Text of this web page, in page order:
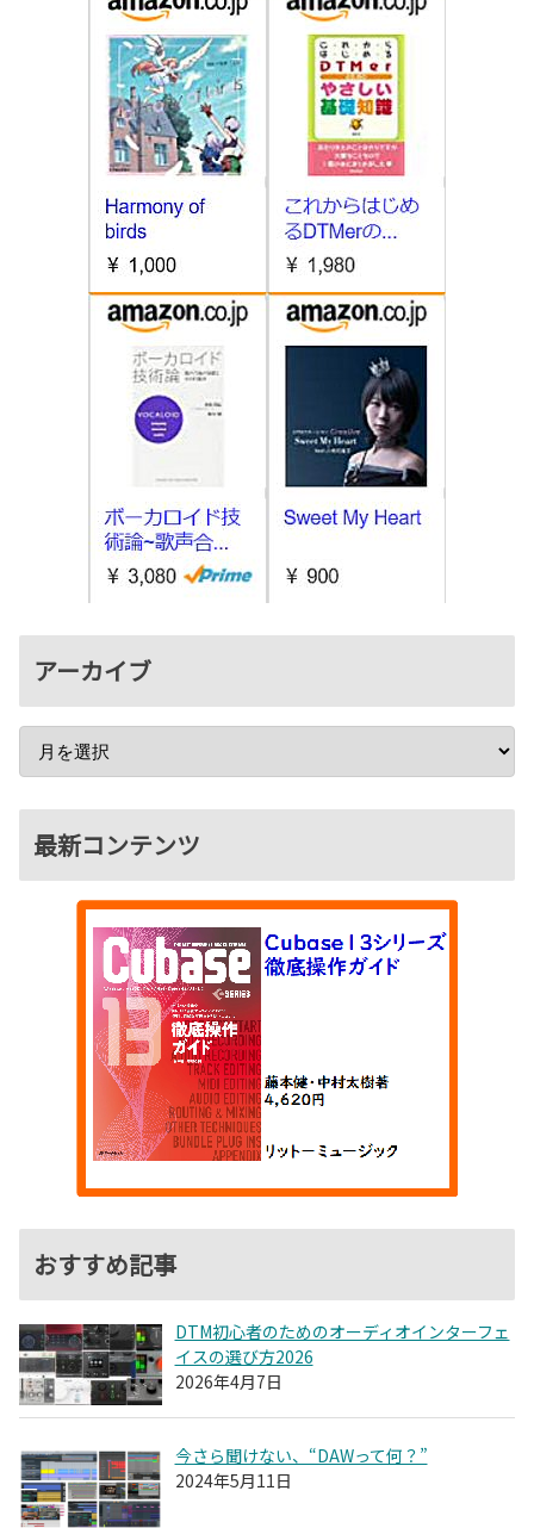
アーカイブ
最新コンテンツ
おすすめ記事
DTM初心者のためのオーディオインターフェ
イスの選び方2026
2026年4月7日
今さら聞けない、“DAWって何？”
2024年5月11日